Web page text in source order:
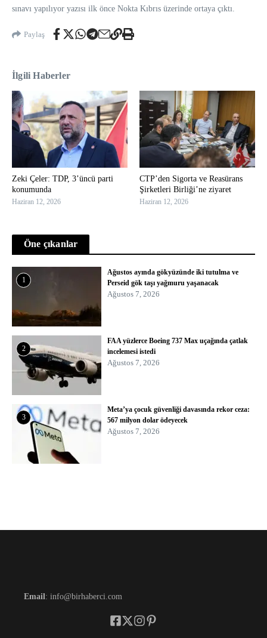
sınavı yapılıyor yazısı ilk önce Nokta Kıbrıs üzerinde ortaya çıktı.
Paylaş
İlgili Haberler
Zeki Çeler: TDP, 3’üncü parti
konumunda
Haziran 12, 2026
CTP’den Sigorta ve Reasürans
Şirketleri Birliği’ne ziyaret
Haziran 12, 2026
Öne çıkanlar
1
Ağustos ayında gökyüzünde iki tutulma ve
Perseid gök taşı yağmuru yaşanacak
Ağustos 7, 2026
2
FAA yüzlerce Boeing 737 Max uçağında çatlak
incelemesi istedi
Ağustos 7, 2026
3
Meta’ya çocuk güvenliği davasında rekor ceza:
567 milyon dolar ödeyecek
Ağustos 7, 2026
Email: info@birhaberci.com